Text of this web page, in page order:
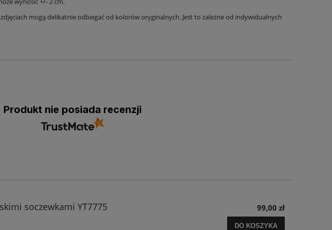
mogą delikatnie odbiegać od kolorów oryginalnych. Jest to zależne od indywidualnych
Produkt nie posiada recenzji
soczewkami YT7775
99,00 zł
DO KOSZYKA